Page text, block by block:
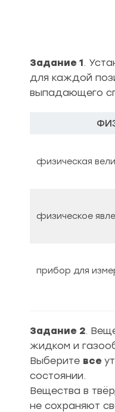
Задание 1.
для каждой
выпадающего
физическая
физическое
прибор для
Задание 2.
жидком и
Выберите все
состоянии.
Вещества в
не сохраняют